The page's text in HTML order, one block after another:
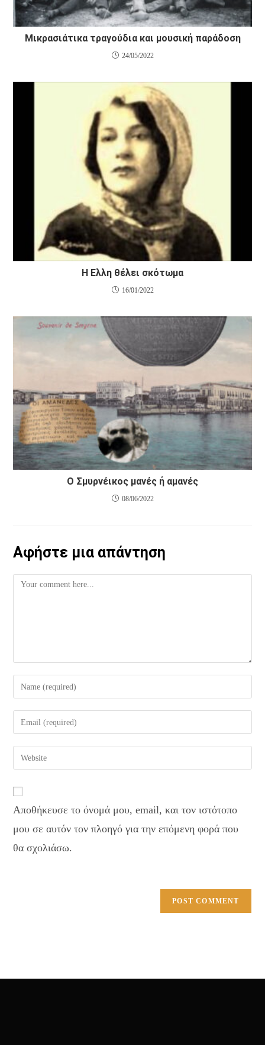
Μικρασιάτικα τραγούδια και μουσική παράδοση
24/05/2022
Η Ελλη θέλει σκότωμα
16/01/2022
Ο Σμυρνέικος μανές ή αμανές
08/06/2022
Αφήστε μια απάντηση
Comment
Enter
your
name
comment
Enter
your
email
address
Enter
your
URL
(optional)
Αποθήκευσε το όνομά μου, email, και τον ιστότοπο
μου σε αυτόν τον πλοηγό για την επόμενη φορά που
θα σχολιάσω.